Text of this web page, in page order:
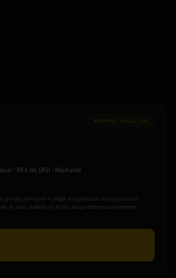
Réponse sous 24h
· Mix de SKU · Modules
production/jour + plage d'épaisseur, nous pouvons
le plus réaliste et éviter la sur-dimensionnement.